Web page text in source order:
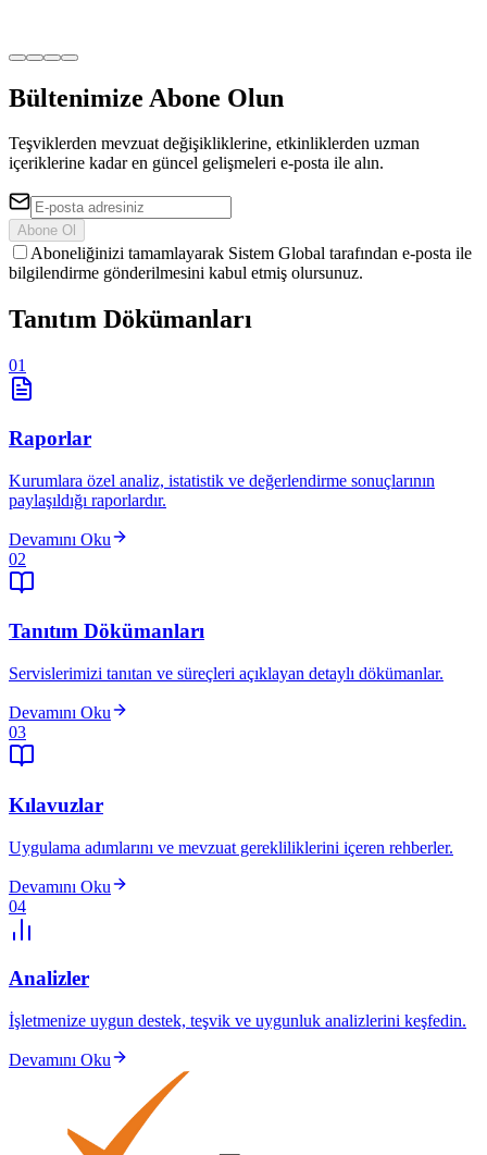
Bültenimize Abone Olun
Teşviklerden mevzuat değişikliklerine, etkinliklerden uzman
içeriklerine kadar en güncel gelişmeleri e-posta ile alın.
Abone Ol
Aboneliğinizi tamamlayarak Sistem Global tarafından e-posta ile
bilgilendirme gönderilmesini kabul etmiş olursunuz.
Tanıtım Dökümanları
01
Raporlar
Kurumlara özel analiz, istatistik ve değerlendirme sonuçlarının
paylaşıldığı raporlardır.
Devamını Oku
02
Tanıtım Dökümanları
Servislerimizi tanıtan ve süreçleri açıklayan detaylı dökümanlar.
Devamını Oku
03
Kılavuzlar
Uygulama adımlarını ve mevzuat gerekliliklerini içeren rehberler.
Devamını Oku
04
Analizler
İşletmenize uygun destek, teşvik ve uygunluk analizlerini keşfedin.
Devamını Oku